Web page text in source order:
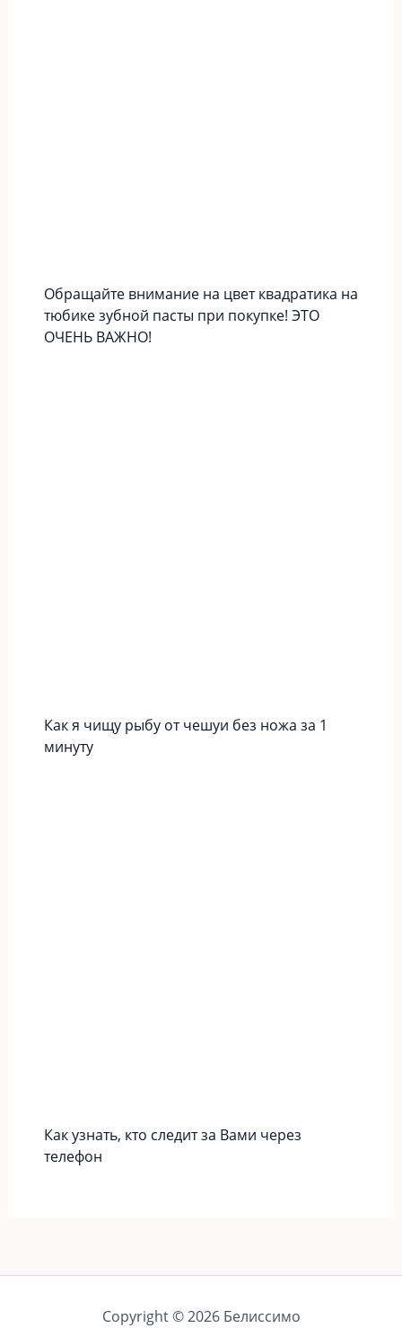
Обращайте внимание на цвет квадратика на
тюбике зубной пасты при покупке! ЭТО
ОЧЕНЬ ВАЖНО!
Как я чищу рыбу от чешуи без ножа за 1
минуту
Как узнать, кто следит за Вами через
телефон
Copyright © 2026 Белиссимо